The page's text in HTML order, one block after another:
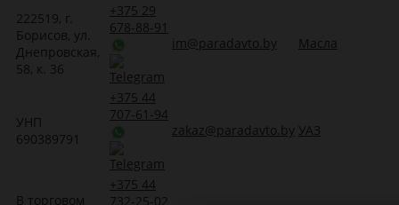
222519, г.
Борисов, ул.
Днепровская,
58, к. 36
+375 29
678-88-91
im@paradavto.by
Масла
УНП
690389791
+375 44
707-61-94
zakaz@paradavto.by УАЗ
В торговом
+375 44
732-25-02